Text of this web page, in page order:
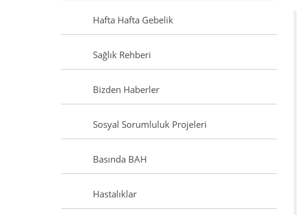
Hafta Hafta Gebelik
Sağlık Rehberi
Bizden Haberler
Sosyal Sorumluluk Projeleri
Basında BAH
Hastalıklar